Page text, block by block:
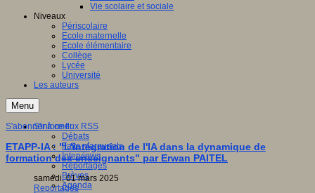
Vie scolaire et sociale
Niveaux
Périscolaire
Ecole maternelle
Ecole élémentaire
Collège
Lycée
Université
Les auteurs
Menu
S'informer
Débats
Faits marquants
Interviews
Reportages
Brèves
Agenda
S'abonner à ce flux RSS
ETAPP-IA : "L'intégration de l'IA dans la dynamique de
formation des enseignants" par Erwan PAITEL
samedi, 01 mars 2025
Reportages